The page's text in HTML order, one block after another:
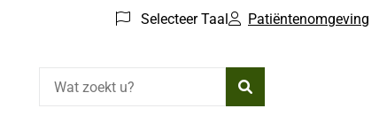
Selecteer Taal Patiëntenomgeving